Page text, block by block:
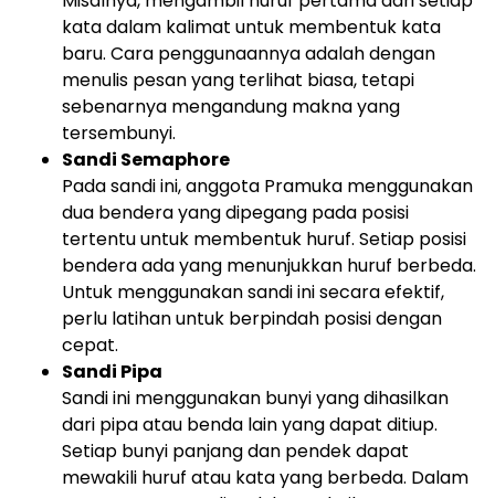
kata dalam kalimat untuk membentuk kata
baru. Cara penggunaannya adalah dengan
menulis pesan yang terlihat biasa, tetapi
sebenarnya mengandung makna yang
tersembunyi.
Sandi Semaphore
Pada sandi ini, anggota Pramuka menggunakan
dua bendera yang dipegang pada posisi
tertentu untuk membentuk huruf. Setiap posisi
bendera ada yang menunjukkan huruf berbeda.
Untuk menggunakan sandi ini secara efektif,
perlu latihan untuk berpindah posisi dengan
cepat.
Sandi Pipa
Sandi ini menggunakan bunyi yang dihasilkan
dari pipa atau benda lain yang dapat ditiup.
Setiap bunyi panjang dan pendek dapat
mewakili huruf atau kata yang berbeda. Dalam